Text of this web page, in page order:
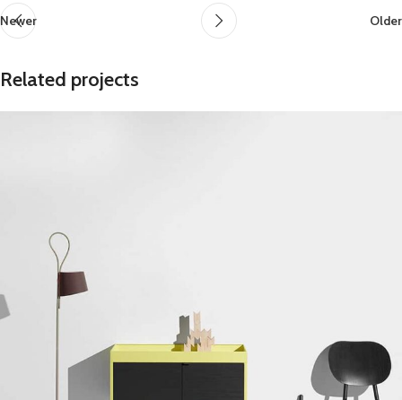
Newer Older
Related projects